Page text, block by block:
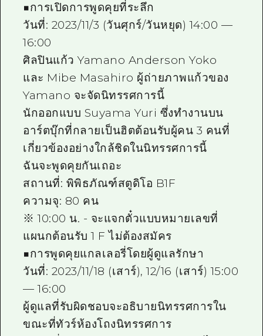
■การเปิดการพูดคุยที่ระลึก
วันที่: 2023/11/3 (วันศุกร์/วันหยุด) 14:00 —
16:00
ศิลปินแก้ว Yamano Anderson Yoko
และ Mibe Masahiro ผู้ถ่ายภาพแก้วของ
Yamano จะจัดนิทรรศการนี้
นักออกแบบ Suyama Yuri ซึ่งทำงานบน
อาร์ตบุ๊กที่กลายเป็นฮิตต้อนรับผู้คน 3 คนที่
เกี่ยวข้องอย่างใกล้ชิดในนิทรรศการนี้
ฉันจะพูดคุยกันเถอะ
สถานที่: พิพิธภัณฑ์สตูดิโอ B1F
ความจุ: 80 คน
※ 10:00 น. - จะแจกตั๋วแบบหมายเลขที่
แผนกต้อนรับ 1 F ไม่ต้องสมัคร
■การพูดคุยแกลเลอรี่โดยผู้ดูแลรักษา
วันที่: 2023/11/18 (เสาร์), 12/16 (เสาร์) 15:00
— 16:00
ผู้ดูแลที่รับผิดชอบจะอธิบายนิทรรศการใน
ขณะที่ทัวร์ห้องโถงนิทรรศการ